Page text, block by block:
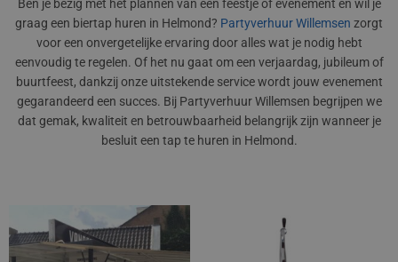
Ben je bezig met het plannen van een feestje of evenement en wil je
graag een biertap huren in Helmond? Partyverhuur Willemsen zorgt
voor een onvergetelijke ervaring door alles wat je nodig hebt
eenvoudig te regelen. Of het nu gaat om een verjaardag, jubileum of
buurtfeest, dankzij onze uitstekende service wordt jouw evenement
gegarandeerd een succes. Bij Partyverhuur Willemsen begrijpen we
dat gemak, kwaliteit en betrouwbaarheid belangrijk zijn wanneer je
besluit een tap te huren in Helmond.
Prijsklasse:
€332,75
tot
€544,50